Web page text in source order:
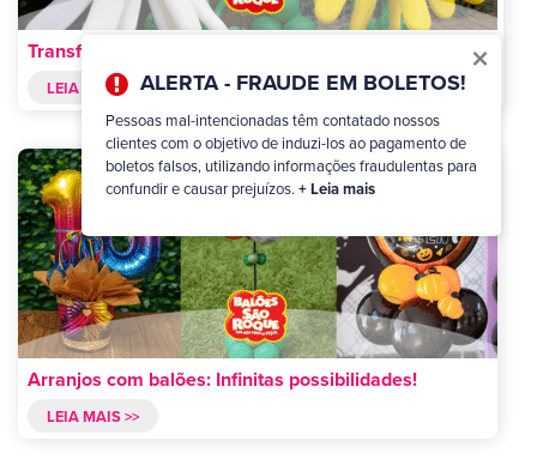
×
ALERTA - FRAUDE EM BOLETOS!
Pessoas mal-intencionadas têm contatado nossos
clientes com o objetivo de induzi-los ao pagamento de
boletos falsos, utilizando informações fraudulentas para
confundir e causar prejuízos. + Leia mais
Transforme sua festa com balões Formatos Especiais!
LEIA MAIS >>
Arranjos com balões: Infinitas possibilidades!
LEIA MAIS >>